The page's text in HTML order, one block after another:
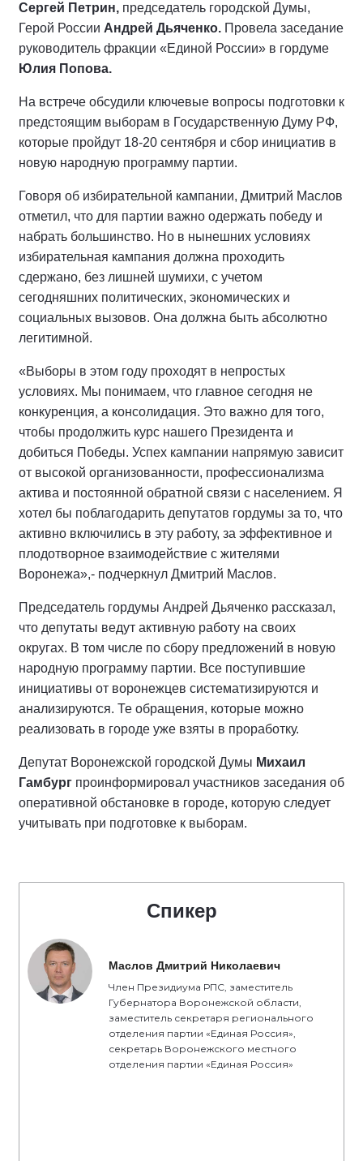
Сергей Петрин, председатель городской Думы,
Герой России Андрей Дьяченко. Провела заседание
руководитель фракции «Единой России» в гордуме
Юлия Попова.
На встрече обсудили ключевые вопросы подготовки к
предстоящим выборам в Государственную Думу РФ,
которые пройдут 18-20 сентября и сбор инициатив в
новую народную программу партии.
Говоря об избирательной кампании, Дмитрий Маслов
отметил, что для партии важно одержать победу и
набрать большинство. Но в нынешних условиях
избирательная кампания должна проходить
сдержано, без лишней шумихи, с учетом
сегодняшних политических, экономических и
социальных вызовов. Она должна быть абсолютно
легитимной.
«Выборы в этом году проходят в непростых
условиях. Мы понимаем, что главное сегодня не
конкуренция, а консолидация. Это важно для того,
чтобы продолжить курс нашего Президента и
добиться Победы. Успех кампании напрямую зависит
от высокой организованности, профессионализма
актива и постоянной обратной связи с населением. Я
хотел бы поблагодарить депутатов гордумы за то, что
активно включились в эту работу, за эффективное и
плодотворное взаимодействие с жителями
Воронежа»,- подчеркнул Дмитрий Маслов.
Председатель гордумы Андрей Дьяченко рассказал,
что депутаты ведут активную работу на своих
округах. В том числе по сбору предложений в новую
народную программу партии. Все поступившие
инициативы от воронежцев систематизируются и
анализируются. Те обращения, которые можно
реализовать в городе уже взяты в проработку.
Депутат Воронежской городской Думы Михаил
Гамбург проинформировал участников заседания об
оперативной обстановке в городе, которую следует
учитывать при подготовке к выборам.
Спикер
Маслов Дмитрий Николаевич
Член Президиума РПС, заместитель
Губернатора Воронежской области,
заместитель секретаря регионального
отделения партии «Единая Россия»,
секретарь Воронежского местного
отделения партии «Единая Россия»